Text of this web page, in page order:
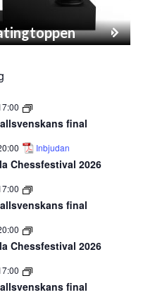
final
Inbjudan
Chessfestival 2026
final
Chessfestival 2026
final